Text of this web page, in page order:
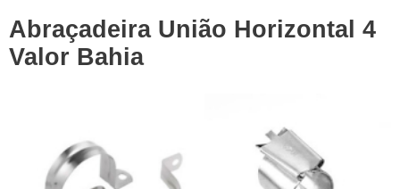
Abraçadeira União Horizontal 4
Valor Bahia